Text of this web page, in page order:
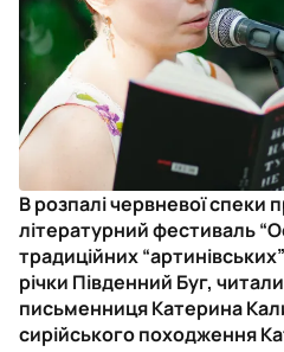
В розпалі червневої спеки
літературний фестиваль
традиційних
річки Південний Буг,
письменниця Катерина
сирійського походження